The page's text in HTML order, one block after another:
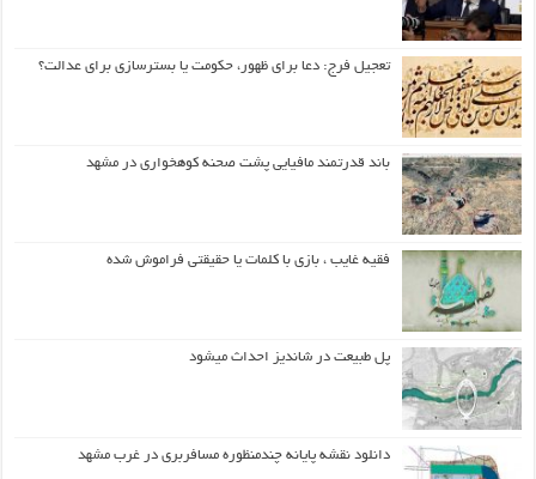
تعجیل فرج: دعا برای ظهور، حکومت یا بسترسازی برای عدالت؟
باند قدرتمند مافیایی پشت صحنه کوهخواری در مشهد
فقیه غایب ، بازی با کلمات یا حقیقتی فراموش شده
پل طبیعت در شاندیز احداث میشود
دانلود نقشه پایانه چندمنظوره مسافربری در غرب مشهد